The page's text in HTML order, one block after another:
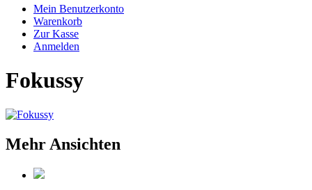
Mein Benutzerkonto
Warenkorb
Zur Kasse
Anmelden
Fokussy
Mehr Ansichten